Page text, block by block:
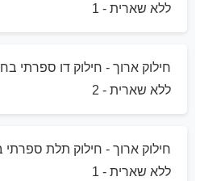
ללא שארית - 1
חילוק ארוך - חילוק דו ספרתי
ללא שארית - 2
חילוק ארוך - חילוק תלת
ללא שארית - 1